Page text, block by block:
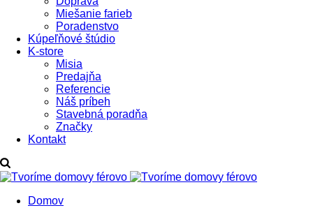
Miešanie farieb
Poradenstvo
Kúpeľňové štúdio
K-store
Misia
Predajňa
Referencie
Náš príbeh
Stavebná poradňa
Značky
Kontakt
Domov